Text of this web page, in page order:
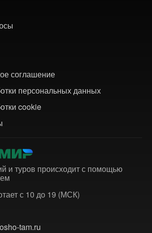
соглашение
персональных данных
cookie
и туров происходит с помощью
с 10 до 19 (МСК)
tam.ru